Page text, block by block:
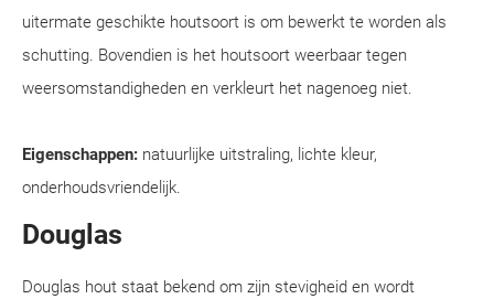
uitermate geschikte houtsoort is om bewerkt te worden als
schutting. Bovendien is het houtsoort weerbaar tegen
weersomstandigheden en verkleurt het nagenoeg niet.
Eigenschappen: natuurlijke uitstraling, lichte kleur,
onderhoudsvriendelijk.
Douglas
Douglas hout staat bekend om zijn stevigheid en wordt